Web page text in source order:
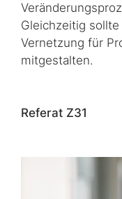
Gleichzeitig
Vernetzung für
mitgestalten.
Referat Z31